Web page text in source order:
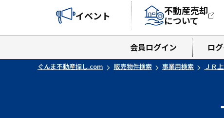
イベント
不動産売却
について
会員ログイン ロ
ぐんま不動産探し.com 販売物件検索 事業用検索 ＪＲ